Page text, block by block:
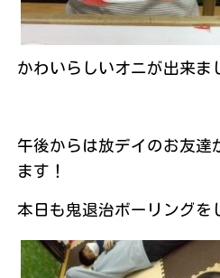
かわいらしいオニが出来ま
午後からは放デイのお友達
ます！